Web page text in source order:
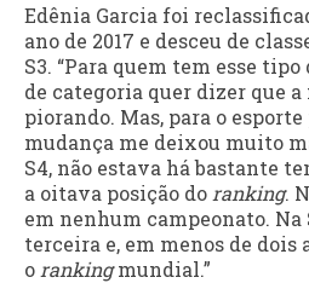
Edênia Garcia foi
ano de 2017 e desceu de
S3. “Para quem tem esse
de categoria quer dizer que
piorando. Mas, para o
mudança me deixou muito
S4, não estava há bastante
a oitava posição do ranking.
em nenhum campeonato. Na
terceira e, em menos de dois
o rankingmundial.”